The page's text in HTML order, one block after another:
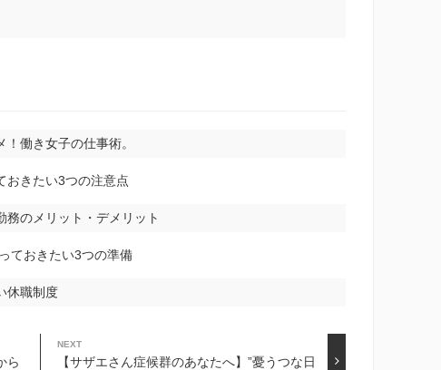
働き女子の仕事術。
おきたい3つの注意点
のメリット・デメリット
ておきたい3つの準備
休職制度
ら
NEXT
【サザエさん症候群のあなたへ】”憂うつな日